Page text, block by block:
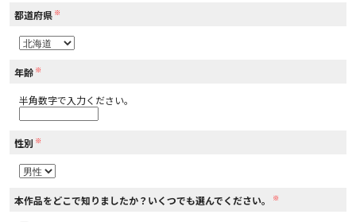
アクセス
オーバーラップホールディングス
都道府県 ※
年齢 ※
半角数字で入力ください。
性別 ※
本作品をどこで知りましたか？いくつでも選んでください。 ※